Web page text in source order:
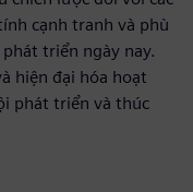
cạnh tranh và phù
triển ngày nay.
hiện đại hóa hoạt
phát triển và thúc